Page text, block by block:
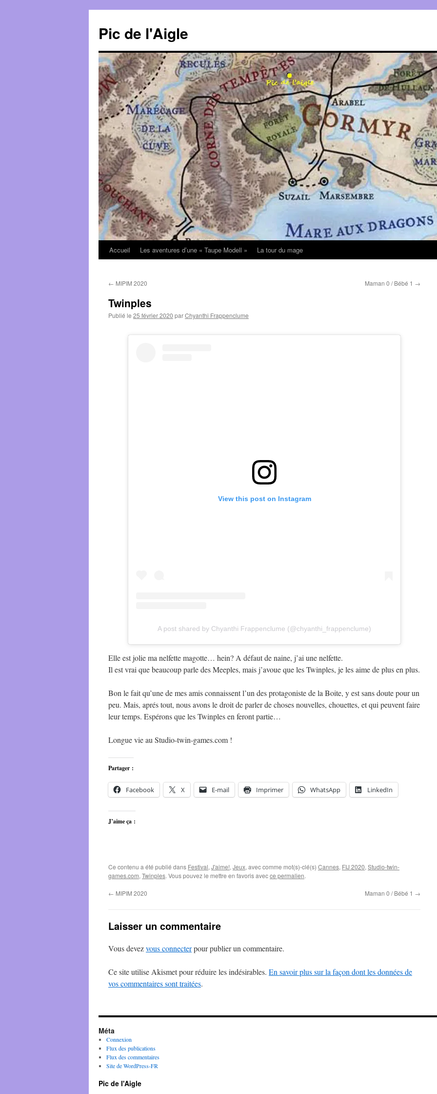
contenu
Pic de l'Aigle
Accueil Les aventures d’une « Taupe Modell » La tour du mage
← MIPIM 2020 Maman 0 / Bébé 1 →
Twinples
Publié le 25 février 2020 parChyanthi Frappenclume
View this post on Instagram
A post shared by Chyanthi Frappenclume (@chyanthi_frappenclume)
Elle est jolie ma nelfette magotte… hein? A défaut de naine, j’ai une nelfette.
Il est vrai que beaucoup parle des Meeples, mais j’avoue que les Twinples, je les aime de plus en plus.
Bon le fait qu’une de mes amis connaissent l’un des protagoniste de la Boite, y est sans doute pour un
peu. Mais, aprés tout, nous avons le droit de parler de choses nouvelles, chouettes, et qui peuvent faire
leur temps. Espérons que les Twinples en feront partie…
Longue vie au Studio-twin-games.com !
Partager :
Facebook X E-mail Imprimer WhatsApp LinkedIn
J’aime ça :
Ce contenu a été publié dans Festival, J'aime!, Jeux, avec comme mot(s)-clé(s) Cannes, FIJ 2020, Studio-twin-
games.com, Twinples. Vous pouvez le mettre en favoris avecce permalien.
← MIPIM 2020 Maman 0 / Bébé 1 →
Laisser un commentaire
Vous devezvous connecterpour publier un commentaire.
Ce site utilise Akismet pour réduire les indésirables. En savoir plus sur la façon dont les données de
vos commentaires sont traitées.
Méta
Connexion
Flux des publications
Flux des commentaires
Site de WordPress-FR
Pic de l'Aigle